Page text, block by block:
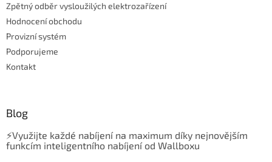
Zpětný odběr vysloužilých elektrozařízení
Hodnocení obchodu
Provizní systém
Podporujeme
Kontakt
Blog
⚡Využijte každé nabíjení na maximum díky nejnovějším
funkcím inteligentního nabíjení od Wallboxu